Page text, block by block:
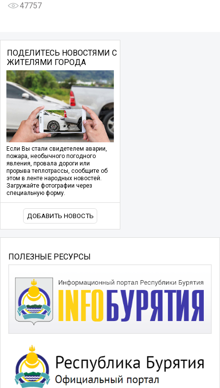
47757
ПОДЕЛИТЕСЬ НОВОСТЯМИ С
ЖИТЕЛЯМИ ГОРОДА
Если Вы стали свидетелем аварии,
пожара, необычного погодного
явления, провала дороги или
прорыва теплотрассы, сообщите об
этом в ленте народных новостей.
Загружайте фотографии через
специальную форму.
ДОБАВИТЬ НОВОСТЬ
ПОЛЕЗНЫЕ РЕСУРСЫ